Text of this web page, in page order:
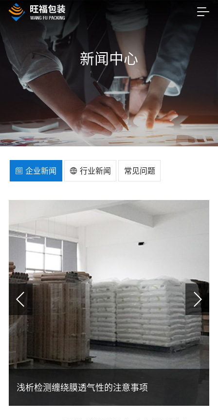
新闻中心
企业新闻 行业新闻 常见问题
拉伸缠绕膜在生产包装运输中减少使用破损率
浅析检测缠绕膜透气性的注意事项
缠绕膜和拉伸膜有哪些不同的应用场景